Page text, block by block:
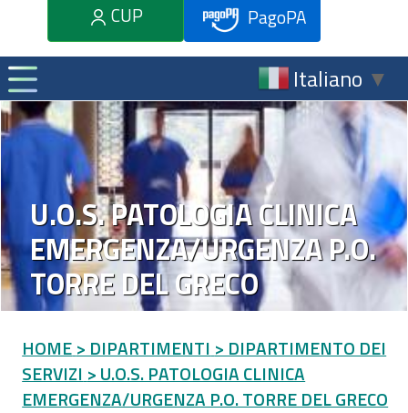
CUP
PagoPA
Italiano ▼
U.O.S. PATOLOGIA CLINICA
EMERGENZA/URGENZA P.O.
TORRE DEL GRECO
HOME > DIPARTIMENTI > DIPARTIMENTO DEI
SERVIZI > U.O.S. PATOLOGIA CLINICA
EMERGENZA/URGENZA P.O. TORRE DEL GRECO